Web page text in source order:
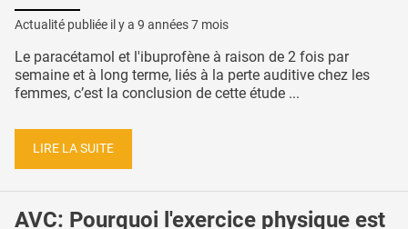
Actualité publiée il y a 9 années 7 mois
Le paracétamol et l'ibuprofène à raison de 2 fois par
semaine et à long terme, liés à la perte auditive chez les
femmes, c’est la conclusion de cette étude ...
LIRE LA SUITE
AVC: Pourquoi l'exercice physique est